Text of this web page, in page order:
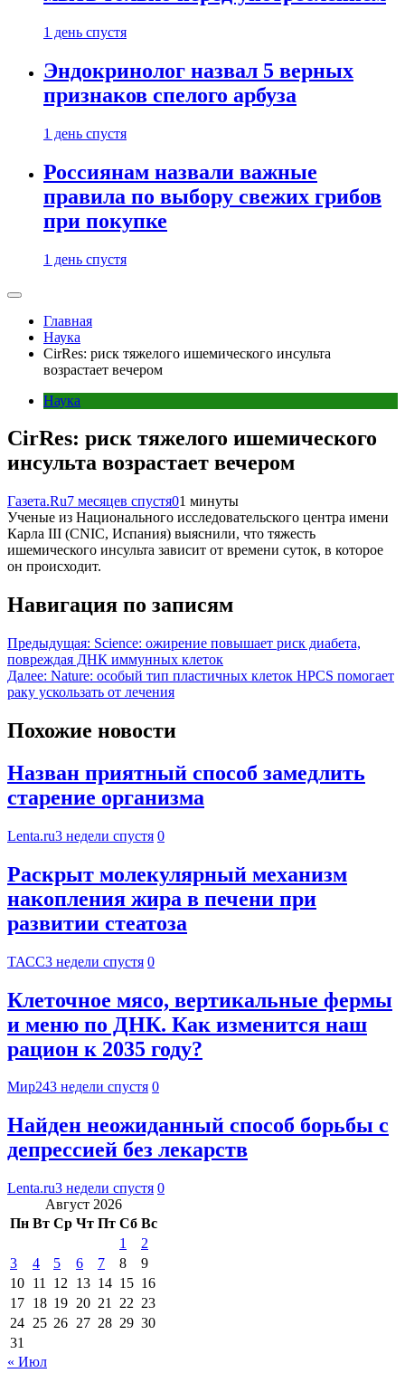
1 день спустя
Эндокринолог назвал 5 верных
признаков спелого арбуза
1 день спустя
Россиянам назвали важные
правила по выбору свежих грибов
при покупке
1 день спустя
Главная
Наука
CirRes: риск тяжелого ишемического инсульта
возрастает вечером
Наука
CirRes: риск тяжелого ишемического
инсульта возрастает вечером
Газета.Ru7 месяцев спустя01 минуты
Ученые из Национального исследовательского центра имени
Карла III (CNIC, Испания) выяснили, что тяжесть
ишемического инсульта зависит от времени суток, в которое
он происходит.
Навигация по записям
Предыдущая: Science: ожирение повышает риск диабета,
повреждая ДНК иммунных клеток
Далее: Nature: особый тип пластичных клеток HPCS помогает
раку ускользать от лечения
Похожие новости
Назван приятный способ замедлить
старение организма
Lenta.ru3 недели спустя 0
Раскрыт молекулярный механизм
накопления жира в печени при
развитии стеатоза
ТАСС3 недели спустя 0
Клеточное мясо, вертикальные фермы
и меню по ДНК. Как изменится наш
рацион к 2035 году?
Мир243 недели спустя 0
Найден неожиданный способ борьбы с
депрессией без лекарств
Lenta.ru3 недели спустя 0
Август 2026
Пн Вт Ср Чт Пт Сб Вс
1
2
3
4 5 6 7 8
9
10 11 12 13 14 15 16
17 18 19 20 21 22 23
24 25 26 27 28 29 30
31
« Июл